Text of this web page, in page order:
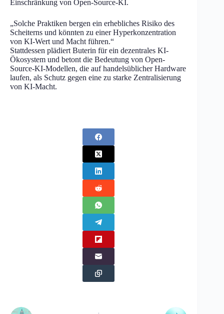
Einschränkung von Open-Source-KI.
„Solche Praktiken bergen ein erhebliches Risiko des
Scheiterns und könnten zu einer Hyperkonzentration
von KI-Wert und Macht führen.“
Stattdessen plädiert Buterin für ein dezentrales KI-
Ökosystem und betont die Bedeutung von Open-
Source-KI-Modellen, die auf handelsüblicher Hardware
laufen, als Schutz gegen eine zu starke Zentralisierung
von KI-Macht.